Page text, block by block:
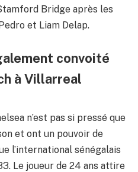
Bridge après les
et Liam Delap.
convoité
à Villarreal
n’est pas si pressé que
et ont un pouvoir de
l’international sénégalais
Le joueur de 24 ans attire